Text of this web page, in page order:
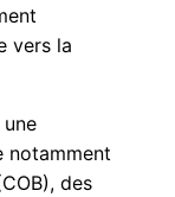
vers la
notamment
des